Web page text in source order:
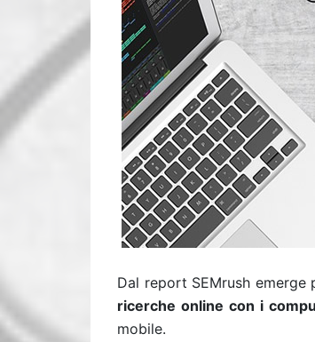
Dal report SEMrush emerge
ricerche online con i
mobile.